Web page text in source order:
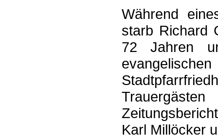
Während
starb Richard
72 Jahren
Karl Millöcker